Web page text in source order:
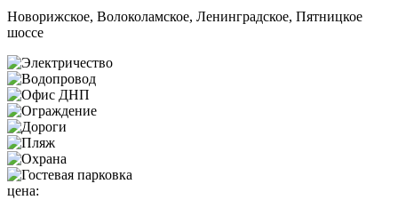
Новорижское, Волоколамское, Ленинградское, Пятницкое
шоссе
цена: